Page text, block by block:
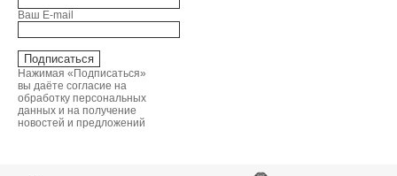
Ваш E-mail
Нажимая «Подписаться»
вы даёте согласие на
обработку персональных
данных и на получение
новостей и предложений